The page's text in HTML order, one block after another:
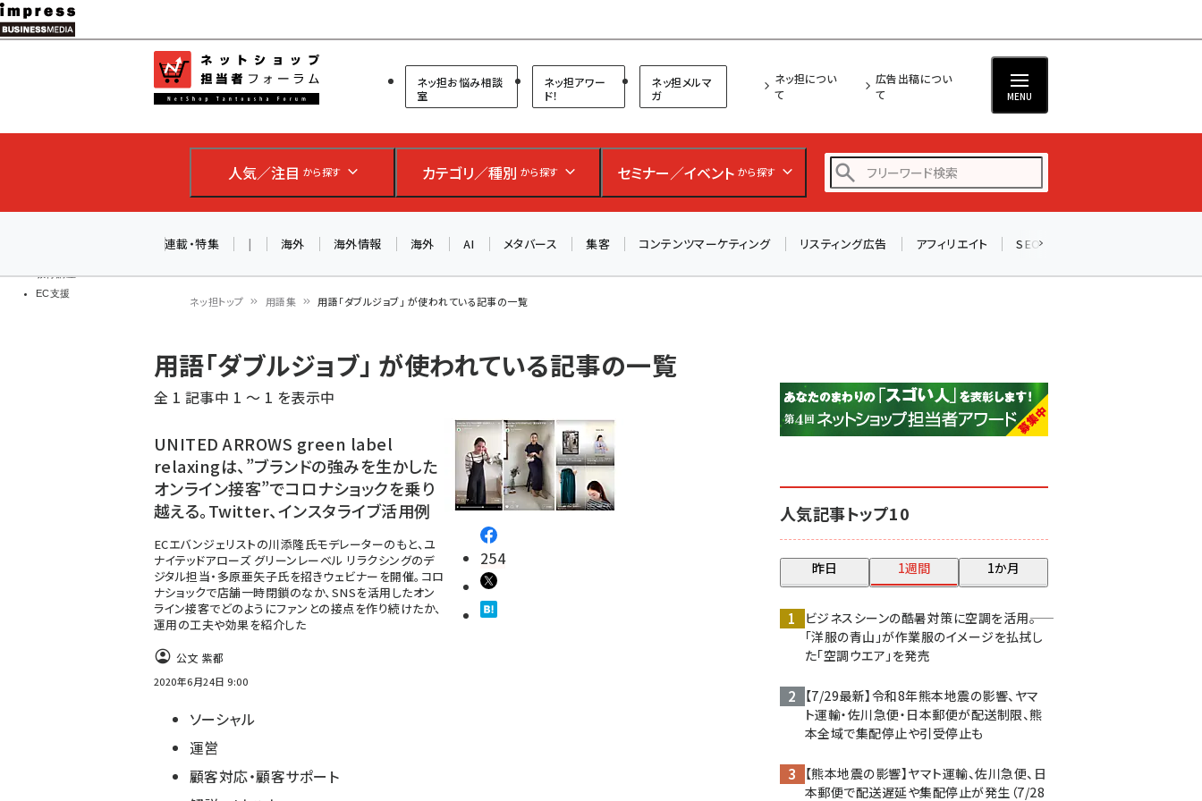
メ
イ
ン
ツ
移
教育講座
EC支援
ネットショップ担当者フォーラム
ネッ担お悩み相談
室
ネッ担アワー
ド！
ネッ担メルマ
ガ
ネッ担につい
て
広告出稿につい
て
MENU
人気／注目 から探す カテゴリ／種別 から探す セミナー／イベント から探す
アスクル (1112)
base (1068)
連載・特集 | 海外 海外情報 海外 AI メタバース 集客 コンテンツマーケティング リスティング広告 アフィリエイト SEO
ン
く
ず
ネッ担トップ 用語集 用語「ダブルジョブ」 が使われている記事の一覧
用語「ダブルジョブ」 が使われている記事の一覧
全 1 記事中 1 ～ 1 を表示中
UNITED ARROWS green label
relaxingは、”ブランドの強みを生かした
オンライン接客”でコロナショックを乗り
越える。Twitter、インスタライブ活用例
ECエバンジェリストの川添隆氏モデレーターのもと、ユ
ナイテッドアローズ グリーンレーベル リラクシングのデ
ジタル担当・多原亜矢子氏を招きウェビナーを開催。コロ
ナショックで店舗一時閉鎖のなか、SNSを活用したオン
ライン接客でどのようにファンとの接点を作り続けたか、
運用の工夫や効果を紹介した
公文 紫都
2020年6月24日 9:00
254
ソーシャル
運営
顧客対応・顧客サポート
人気記事トップ10
昨日 1週間 1か月
ビジネスシーンの酷暑対策に空調を活用――。
「洋服の青山」が作業服のイメージを払拭し
た「空調ウエア」を発売
【7/29最新】令和8年熊本地震の影響、ヤマ
ト運輸・佐川急便・日本郵便が配送制限、熊
本全域で集配停止や引受停止も
【熊本地震の影響】ヤマト運輸、佐川急便、日
本郵便で配送遅延や集配停止が発生（7/28